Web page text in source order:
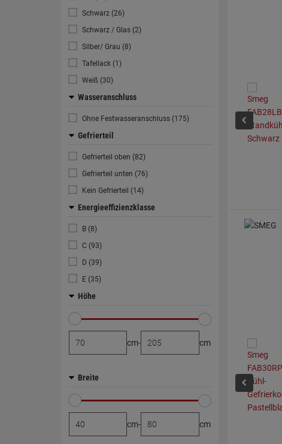
Schwarz (26)
Schwarz / Glas (2)
Silber/ Grau (8)
Tafellack (1)
Weiß (30)
Wasseranschluss
Ohne Festwasseranschluss (175)
Gefrierteil
Gefrierteil oben (82)
Gefrierteil unten (76)
Kein Gefrierteil (14)
Energieeffizienzklasse
B (8)
C (93)
D (39)
E (35)
Höhe
cm- cm
Breite
cm- cm